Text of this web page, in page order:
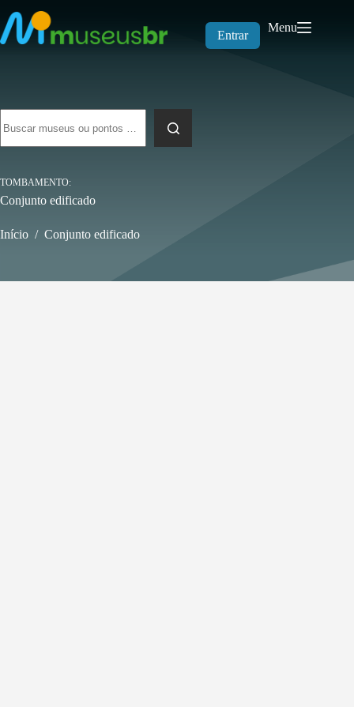
para
o
conteúdo
Entrar
Menu
resultados
TOMBAMENTO
Conjunto edificado
Início / Conjunto edificado